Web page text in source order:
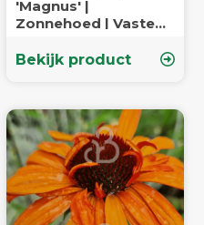
'Magnus' |
Zonnehoed | Vaste
Bekijk product